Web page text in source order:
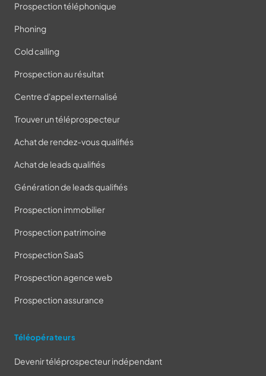
Prospection téléphonique
Phoning
Cold calling
Prospection au résultat
Centre d'appel externalisé
Trouver un téléprospecteur
Achat de rendez-vous qualifiés
Achat de leads qualifiés
Génération de leads qualifiés
Prospection immobilier
Prospection patrimoine
Prospection SaaS
Prospection agence web
Prospection assurance
Téléopérateurs
Devenir téléprospecteur indépendant